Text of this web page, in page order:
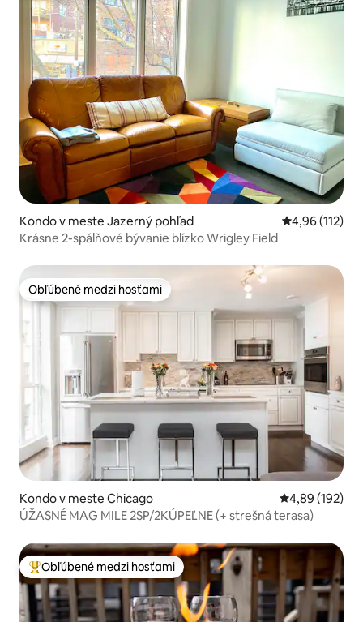
Kondo v meste Jazerný pohľad Priemerné
4,96 (112)
Krásne 2-spálňové bývanie blízko Wrigley Field
Obľúbené medzi hosťami
Obľúbené medzi hosťami
Kondo v meste Chicago Priemerné
4,89 (192)
ÚŽASNÉ MAG MILE 2SP/2KÚPEĽNE (+ strešná terasa)
Najobľúbenejšie medzi hosťami
Obľúbené medzi hosťami